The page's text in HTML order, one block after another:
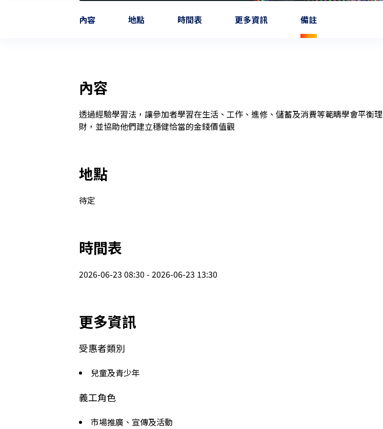
內容 地點 時間表 更多資訊 備註
內容
透過經驗學習法，讓參加者學習在生活、工作、進修、儲蓄及消費等範疇學會平衡理
財，並協助他們建立穩健恰當的金錢價值觀
地點
待定
時間表
2026-06-23 08:30 - 2026-06-23 13:30
更多資訊
受惠者類別
兒童及青少年
義工角色
市場推廣、宣傳及活動